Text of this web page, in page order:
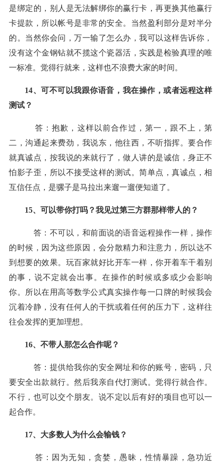
是绑定的，别人是无法解绑你的赢行卡，再更换其他赢行
卡提款，所以帐号是非常的安全。当然盈利部分是对半分
的。当然你会问，万一输了怎么办，我可以这样告诉你，
没有这个金钢钻就不揽这个瓷器活，实践是检验真理的唯
一标准。觉得行就来，这样也不浪费大家的时间。
14、可不可以我跟你语音，我在操作，或者远程这样
测试？
答：抱歉，这样以前合作过，第一，跟不上，第
二，沟通起来费劲，我说东，他往西，不听指挥。要合作
就真诚点，按我说的来就行了，做人讲的是诚信，身正不
怕影子歪，所以不接受这样的测试。简单点，真诚点，相
互信任点，是骡子是马拉出来遛一遛便知道了。
15、可以带你打吗？我见过第三方群那样带人的？
答：不可以，和前面说的语音远程操作一样，操作
的时候，因为这些原因，会分散精力和注意力，所以达不
到想要的效果。玩百家就好比开车一样，你开着车干着别
的事，说不定就会出事。在操作的时候或多或少会影响
你。所以在用高等数学公式真实操作每一口牌的时候我会
沉着冷静，没有任何人的干扰或着任何的压力下，这样往
往会发挥的更加理想。
16、不带人那怎么合作呢？
答：提供给我你的安全网址和你的账号，密码，只
要安全出款就行。然后我亲自代打测试。觉得行就合作。
不行，也可以交个朋友。说不定以后有好的项目也可以一
起合作。
17、大多数人为什么会输钱？
答：因为无知，贪婪，愚昧，性情暴躁，急功近